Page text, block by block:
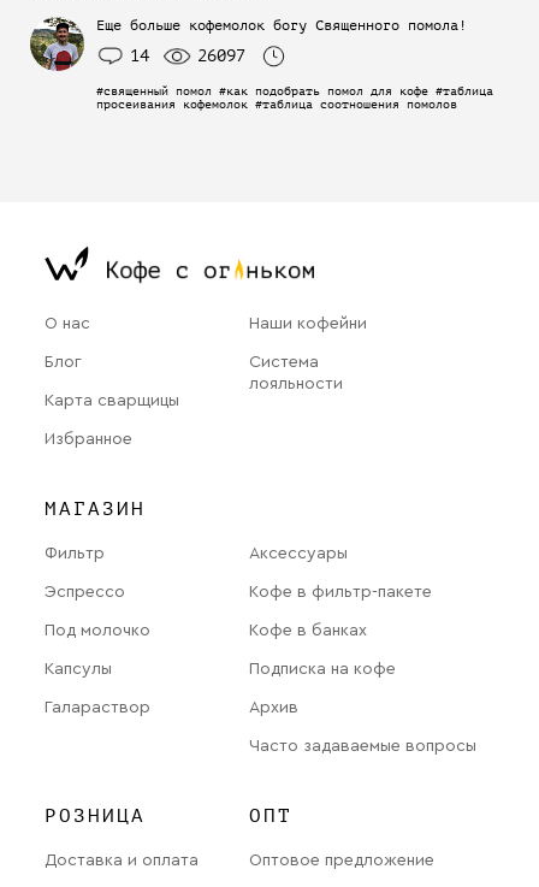
Еще больше кофемолок богу Священного помола!
14 26097
#священный помол #как подобрать помол для кофе #таблица
просеивания кофемолок #таблица соотношения помолов
О нас
Блог
Карта сварщицы
Избранное
Наши кофейни
Система
лояльности
МАГАЗИН
Фильтр
Эспрессо
Под молочко
Капсулы
Галараствор
Аксессуары
Кофе в фильтр-пакете
Кофе в банках
Подписка на кофе
Архив
Часто задаваемые вопросы
РОЗНИЦА
Доставка и оплата
ОПТ
Оптовое предложение